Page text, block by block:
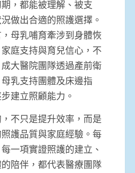
，都能被理解、被支
做出合適的照護選擇。
母乳哺育牽涉到身體恢
庭支持與育兒信心，不
大醫院團隊透過產前衛
乳支持團體及床邊指
建立照顧能力。
不只是提升效率，而是
護品質與家庭經驗。每
一項實證照護的建立、
陪伴，都代表醫療團隊